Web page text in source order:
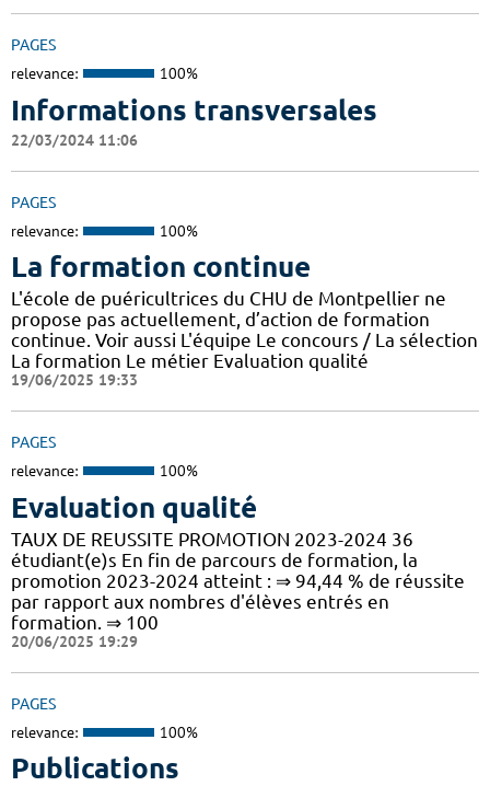
PAGES
relevance: 100%
Informations transversales
22/03/2024 11:06
PAGES
relevance: 100%
La formation continue
L'école de puéricultrices du CHU de Montpellier ne
propose pas actuellement, d’action de formation
continue. Voir aussi L'équipe Le concours / La sélection
La formation Le métier Evaluation qualité
19/06/2025 19:33
PAGES
relevance: 100%
Evaluation qualité
TAUX DE REUSSITE PROMOTION 2023-2024 36
étudiant(e)s En fin de parcours de formation, la
promotion 2023-2024 atteint : ⇒ 94,44 % de réussite
par rapport aux nombres d'élèves entrés en
formation. ⇒ 100
20/06/2025 19:29
PAGES
relevance: 100%
Publications